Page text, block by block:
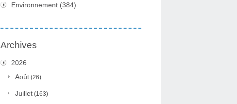
Environnement (384)
Archives
2026
Août (26)
Juillet (163)